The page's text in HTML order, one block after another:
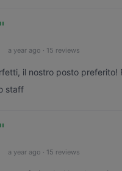
"
a year ago · 15 reviews
il nostro posto preferito!
staff
"
a year ago · 15 reviews